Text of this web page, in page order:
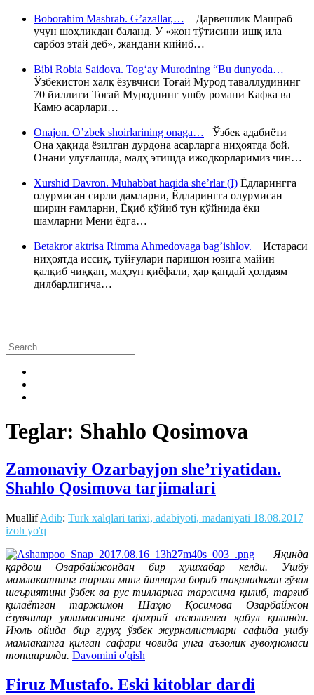
Boborahim Mashrab. G’azallar,… Дарвешлик Машраб
учун шоҳликдан баланд. У «жон тўтисини ишқ ила
сарбоз этай деб», жандани кийиб…
Bibi Robia Saidova. Tog‘ay Murodning “Bu dunyoda…
Ўзбекистон халқ ёзувчиси Тоғай Мурод таваллудининг
70 йиллиги Тоғай Муроднинг ушбу романи Кафка ва
Камю асарлари…
Onajon. O’zbek shoirlarining onaga… Ўзбек адабиёти
Она ҳақида ёзилган дурдона асарларга ниҳоятда бой.
Онани улуғлашда, мадҳ этишда ижодкорларимиз чин…
Xurshid Davron. Muhabbat haqida she’rlar (I) Ёдларингга
олурмисан сирли дамларни, Ёдларингга олурмисан
ширин ғамларни, Ёқиб қўйиб тун қўйнида ёки
шамларни Мени ёдга…
Betakror aktrisa Rimma Ahmedovaga bag’ishlov. Истараси
ниҳоятда иссиқ, туйғулари паришон юзига майин
қалқиб чиққан, маҳзун қиёфали, ҳар қандай ҳолдаям
дилбарлигича…
Teglar: Shahlo Qosimova
Zamonaviy Ozarbayjon she’riyatidan.
Shahlo Qosimova tarjimalari
MuallifAdib: Turk xalqlari tarixi, adabiyoti, madaniyati 18.08.2017
izoh yo'q
Яқинда
қардош Озарбайжондан бир хушхабар келди. Ушбу
мамлакатнинг тарихи минг йилларга бориб тақаладиган гўзал
шеъриятини ўзбек ва рус тилларига таржима қилиб, тарғиб
қилаётган таржимон Шаҳло Қосимова Озарбайжон
ёзувчилар уюшмасининг фахрий аъзолигига қабул қилинди.
Июль ойида бир гуруҳ ўзбек журналистлари сафида ушбу
мамлакатга қилган сафари чоғида унга аъзолик гувоҳномаси
топширилди. Davomini o'qish
Firuz Mustafo. Eski kitoblar dardi